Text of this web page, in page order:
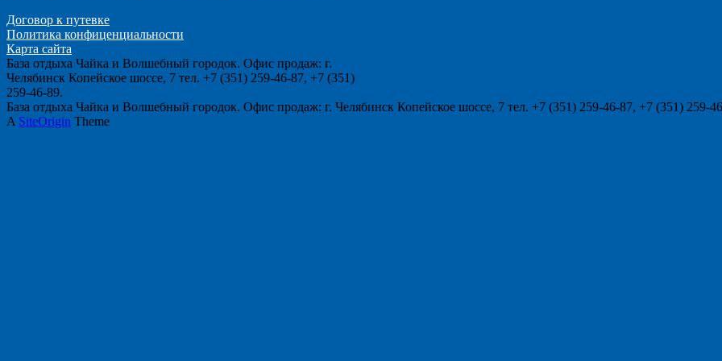
Договор к путевке
Политика конфиценциальности
Карта сайта
База отдыха Чайка и Волшебный городок. Офис продаж: г.
Челябинск Копейское шоссе, 7 тел. +7 (351) 259-46-87, +7 (351)
259-46-89.
База отдыха Чайка и Волшебный городок. Офис продаж: г. Челябинск Копейское шоссе, 7 тел. +7 (351) 259-46-87, +7 (351) 259-
A SiteOrigin Theme